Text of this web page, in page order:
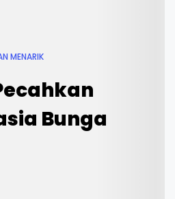
MENARIK
Bunga